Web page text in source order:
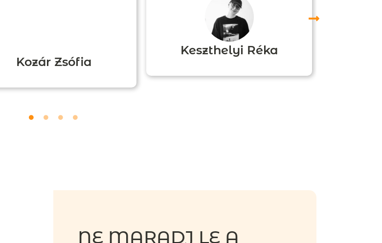
Kozár Zsófia
Keszthelyi Réka
NE MARADJ LE A